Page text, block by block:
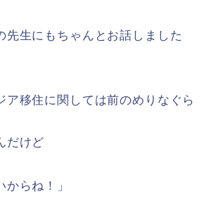
先生にもちゃんとお話しました
ア移住に関しては前のめりなぐら
だけど
からね！」